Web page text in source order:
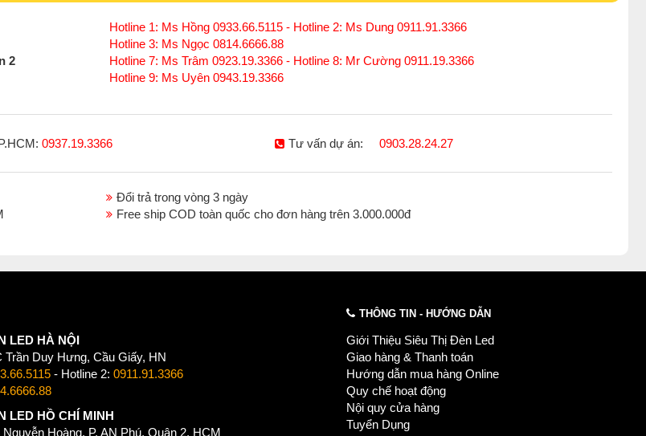
Hotline 1: Ms Hồng 0933.66.5115 - Hotline 2: Ms Dung 0911.91.3366
Hotline 3: Ms Ngọc 0814.6666.88
2
Hotline 7: Ms Trâm 0923.19.3366 - Hotline 8: Mr Cường 0911.19.3366
Hotline 9: Ms Uyên 0943.19.3366
0937.19.3366 Tư vấn dự án: 0903.28.24.27
Đổi trả trong vòng 3 ngày
Free ship COD toàn quốc cho đơn hàng trên 3.000.000đ
LED HÀ NỘI
Trần Duy Hưng, Cầu Giấy, HN
- Hotline 2: 0911.91.3366
LED HỒ CHÍ MINH
Nguyễn Hoàng, P. AN Phú, Quận 2, HCM
THÔNG TIN - HƯỚNG DẪN
Giới Thiệu Siêu Thị Đèn Led
Giao hàng & Thanh toán
Hướng dẫn mua hàng Online
Quy chế hoạt động
Nội quy cửa hàng
Tuyển Dụng